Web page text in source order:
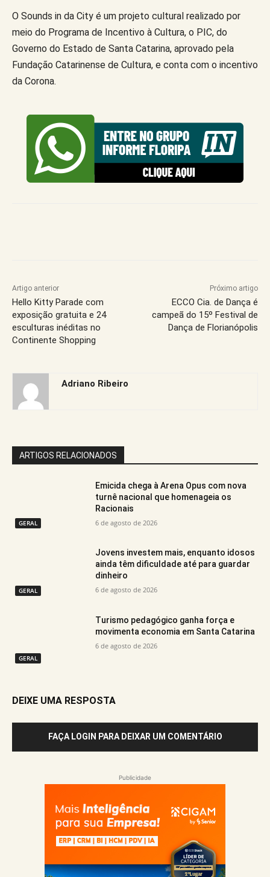
O Sounds in da City é um projeto cultural realizado por
meio do Programa de Incentivo à Cultura, o PIC, do
Governo do Estado de Santa Catarina, aprovado pela
Fundação Catarinense de Cultura, e conta com o incentivo
da Corona.
Artigo anterior
Hello Kitty Parade com
exposição gratuita e 24
esculturas inéditas no
Continente Shopping
Próximo artigo
ECCO Cia. de Dança é
campeã do 15º Festival de
Dança de Florianópolis
Adriano Ribeiro
ARTIGOS RELACIONADOS
GERAL
Emicida chega à Arena Opus com nova
turnê nacional que homenageia os
Racionais
6 de agosto de 2026
GERAL
Jovens investem mais, enquanto idosos
ainda têm dificuldade até para guardar
dinheiro
6 de agosto de 2026
GERAL
Turismo pedagógico ganha força e
movimenta economia em Santa Catarina
6 de agosto de 2026
DEIXE UMA RESPOSTA
FAÇA LOGIN PARA DEIXAR UM COMENTÁRIO
Publicidade